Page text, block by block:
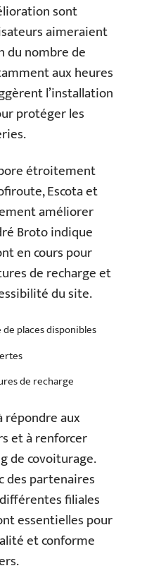
sont
aimeraient
du nombre de
aux heures
l’installation
protéger les
étroitement
Escota et
améliorer
Broto indique
en cours pour
de recharge et
du site.
places disponibles
de recharge
aux
et à renforcer
de covoiturage.
des partenaires
filiales
essentielles pour
et conforme